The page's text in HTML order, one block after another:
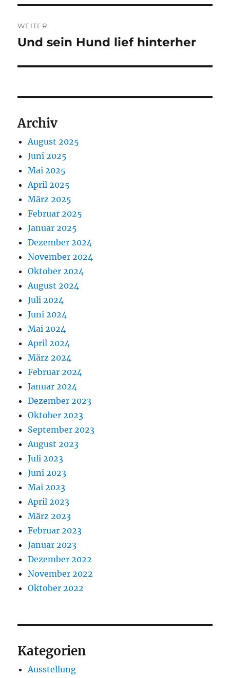
WEITER
Nächster
Und sein Hund lief hinterher
Archiv
August 2025
Juni 2025
Mai 2025
April 2025
März 2025
Februar 2025
Januar 2025
Dezember 2024
November 2024
Oktober 2024
August 2024
Juli 2024
Juni 2024
Mai 2024
April 2024
März 2024
Februar 2024
Januar 2024
Dezember 2023
Oktober 2023
September 2023
August 2023
Juli 2023
Juni 2023
Mai 2023
April 2023
März 2023
Februar 2023
Januar 2023
Dezember 2022
November 2022
Oktober 2022
Kategorien
Ausstellung